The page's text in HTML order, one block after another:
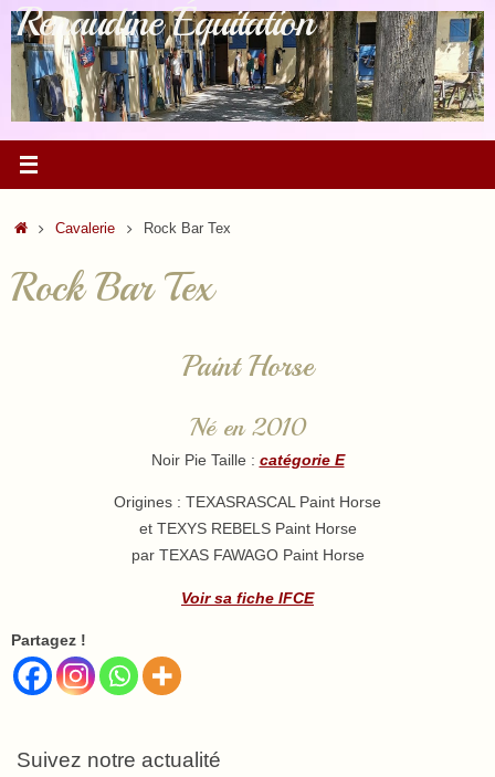
Passer
au
contenu
Renaudine Équitation
Accueil
Cavalerie Rock Bar Tex
Rock Bar Tex
Paint Horse
Né en 2010
Noir Pie Taille : catégorie E
Origines : TEXASRASCAL Paint Horse
et TEXYS REBELS Paint Horse
par TEXAS FAWAGO Paint Horse
Voir sa fiche IFCE
Partagez !
Suivez notre actualité